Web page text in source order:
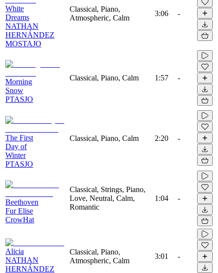
White
Dreams
NATHAN
HERNÁNDEZ
MOSTAJO
Classical, Piano,
Atmospheric, Calm
3:06 -
Morning
Snow
PTASJO
Classical, Piano, Calm 1:57 -
The First
Day of
Winter
PTASJO
Classical, Piano, Calm 2:20 -
Beethoven
Fur Elise
CrowHat
Classical, Strings, Piano,
Love, Neutral, Calm,
Romantic
1:04 -
Alicia
NATHAN
HERNÁNDEZ
Classical, Piano,
Atmospheric, Calm
3:01 -